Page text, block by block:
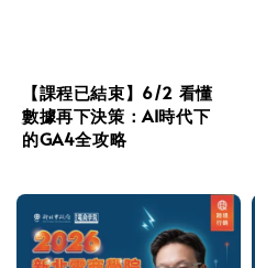
【課程已結束】6/2 看懂
數據再下決策：AI時代下
的GA4全攻略